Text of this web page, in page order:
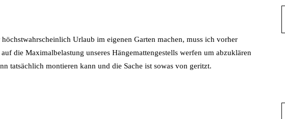
Urlaub im eigenen Garten machen, muss ich vorher
die Maximalbelastung unseres Hängemattengestells werfen um abzuklären
tatsächlich montieren kann und die Sache ist sowas von geritzt.